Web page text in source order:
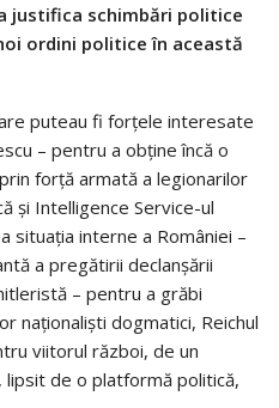
justifica schimbări politice
ordini politice în această
puteau fi forțele interesate
– pentru a obţine încă o
forță armată a legionarilor
şi Intelligence Service-ul
situaţia interne a României –
a pregătirii declanșării
– pentru a grăbi
naţionalişti dogmatici, Reichul
viitorul război, de un
lipsit de o platformă politică,